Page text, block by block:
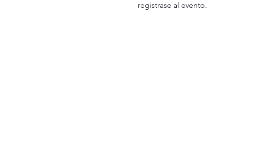
registrase al evento.